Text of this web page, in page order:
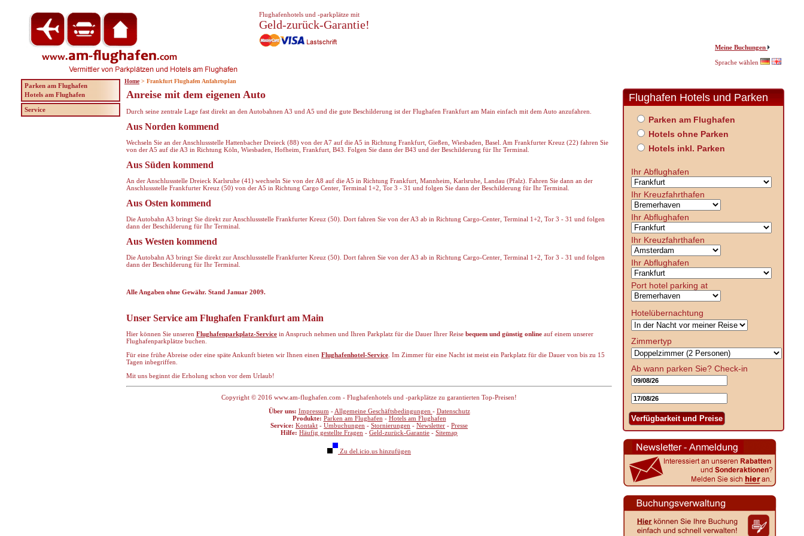
Anreise mit dem eigenen Auto
Durch seine zentrale Lage fast direkt an den Autobahnen A3 und A5 und die gute Beschilderung ist der Flughafen Frankfurt am Main einfach mit dem Auto anzufahren.
Aus Norden kommend
Wechseln Sie an der Anschlussstelle Hattenbacher Dreieck (88) von der A7 auf die A5 in Richtung Frankfurt, Gießen, Wiesbaden, Basel. Am Frankfurter Kreuz (22) fahren Sie
von der A5 auf die A3 in Richtung Köln, Wiesbaden, Hofheim, Frankfurt, B43. Folgen Sie dann der B43 und der Beschilderung für Ihr Terminal.
Aus Süden kommend
An der Anschlussstelle Dreieck Karlsruhe (41) wechseln Sie von der A8 auf die A5 in Richtung Frankfurt, Mannheim, Karlsruhe, Landau (Pfalz). Fahren Sie dann an der
Anschlussstelle Frankfurter Kreuz (50) von der A5 in Richtung Cargo Center, Terminal 1+2, Tor 3 - 31 und folgen Sie dann der Beschilderung für Ihr Terminal.
Aus Osten kommend
Die Autobahn A3 bringt Sie direkt zur Anschlussstelle Frankfurter Kreuz (50). Dort fahren Sie von der A3 ab in Richtung Cargo-Center, Terminal 1+2, Tor 3 - 31 und folgen
dann der Beschilderung für Ihr Terminal.
Aus Westen kommend
Die Autobahn A3 bringt Sie direkt zur Anschlussstelle Frankfurter Kreuz (50). Dort fahren Sie von der A3 ab in Richtung Cargo-Center, Terminal 1+2, Tor 3 - 31 und folgen
dann der Beschilderung für Ihr Terminal.
Alle Angaben ohne Gewähr. Stand Januar 2009.
Unser Service am Flughafen Frankfurt am Main
Hier können Sie unseren Flughafenparkplatz-Service in Anspruch nehmen und Ihren Parkplatz für die Dauer Ihrer Reise bequem und günstig online auf einem unserer
Flughafenparkplätze buchen.
Für eine frühe Abreise oder eine späte Ankunft bieten wir Ihnen einen Flughafenhotel-Service . Im Zimmer für eine Nacht ist meist ein Parkplatz für die Dauer von bis zu 15
Tagen inbegriffen.
Mit uns beginnt die Erholung schon vor dem Urlaub!
Copyright © 2016 www.am-flughafen.com - Flughafenhotels und -parkplätze zu garantierten Top-Preisen!
Über uns: Impressum - Allgemeine Geschäftsbedingungen - Datenschutz
Produkte: Parken am Flughafen - Hotels am Flughafen
Service: Kontakt - Umbuchungen - Stornierungen - Newsletter - Presse
Hilfe: Häufig gestellte Fragen - Geld-zurück-Garantie - Sitemap
Zu del.icio.us hinzufügen
Meine Buchungen
Sprache wählen
Parken am Flughafen
Hotels am Flughafen
Service
Flughafen Hotels und Parken
Parken am Flughafen
Hotels ohne Parken
Hotels inkl. Parken
Ihr Abflughafen
Ihr Kreuzfahrthafen
Ihr Abflughafen
Ihr Kreuzfahrthafen
Ihr Abflughafen
Port hotel parking at
Hotelübernachtung
Zimmertyp
Ab wann parken Sie? Check-in
Verfügbarkeit und Preise
Flughafenhotels und -parkplätze mit
Geld-zurück-Garantie!
Home > Frankfurt Flughafen Anfahrtsplan